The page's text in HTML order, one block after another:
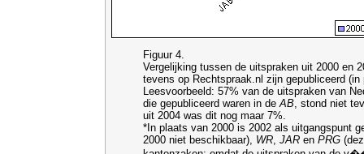
Figuur 4.
Vergelijking tussen de uitspraken uit 2000 en
tevens op Rechtspraak.nl zijn gepubliceerd (in
Leesvoorbeeld: 57% van de uitspraken van
die gepubliceerd waren in deAB, stond niet
uit 2004 was dit nog maar 7%.
*In plaats van 2000 is 2002 als uitgangspunt
2000 niet beschikbaar), WR, JAR en PRG